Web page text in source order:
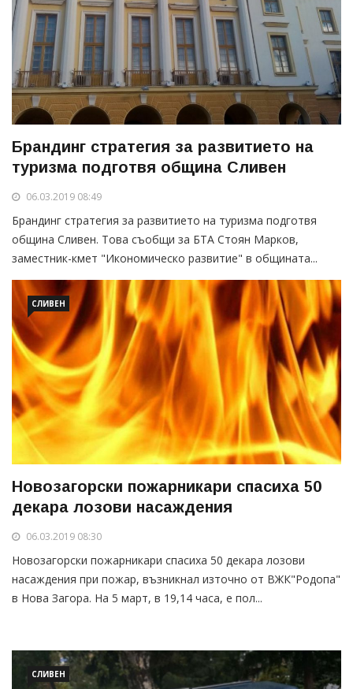
Брандинг стратегия за развитието на
туризма подготвя община Сливен
06.03.2019 08:49
Брандинг стратегия за развитието на туризма подготвя
община Сливен. Това съобщи за БТА Стоян Марков,
заместник-кмет "Икономическо развитие" в общината...
СЛИВЕН
Новозагорски пожарникари спасиха 50
декара лозови насаждения
06.03.2019 08:30
Новозагорски пожарникари спасиха 50 декара лозови
насаждения при пожар, възникнал източно от ВЖК"Родопа"
в Нова Загора. На 5 март, в 19,14 часа, е пол...
СЛИВЕН